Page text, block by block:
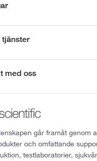
tjänster
med oss
går framåt genom
och omfattande
testlaboratorier,